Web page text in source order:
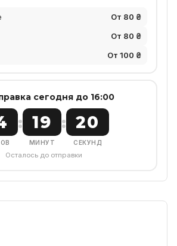
От 80 ₴
От 80 ₴
От 100 ₴
сегодня до 16:00
: 19
МИНУТ
: 20
СЕКУНД
Осталось до отправки